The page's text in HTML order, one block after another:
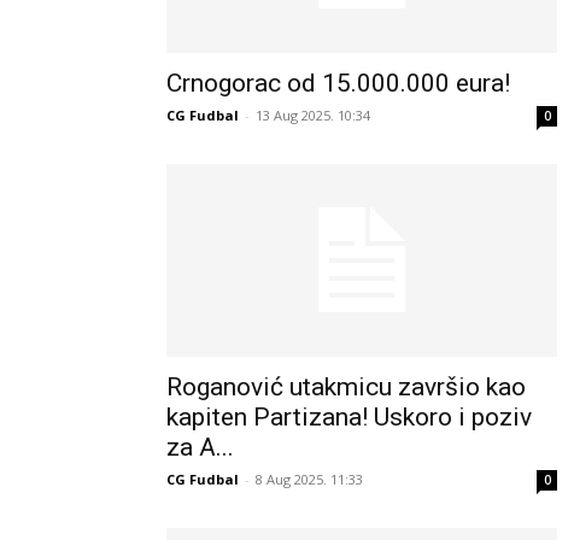
Crnogorac od 15.000.000 eura!
CG Fudbal - 13 Aug 2025. 10:34 0
Roganović utakmicu završio kao
kapiten Partizana! Uskoro i poziv
za A...
CG Fudbal - 8 Aug 2025. 11:33 0